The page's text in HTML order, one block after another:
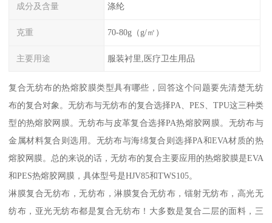
成分及含量 涤纶
克重 70-80g（g/㎡）
主要用途 服装衬里,医疗卫生用品
复合无纺布的热熔胶膜类型具有哪些，回答这个问题要先清楚无纺
布的复合对象。无纺布与无纺布的复合选择PA、PES、TPU这三种类
型的热熔胶网膜。无纺布与皮革复合选择PA热熔胶网膜。无纺布与
金属材料复合则选用。无纺布与海绵复合则选择PA和EVA材质的热
熔胶网膜。总的来说的话，无纺布的复合主要应用的热熔胶膜是EVA
和PES热熔胶网膜，具体型号是HJV85和TWS105。
淋膜复合无纺布，无纺布，淋膜复合无纺布，镭射无纺布，高光无
纺布，亚光无纺布都是复合无纺布！大多数是复合二层的面料，三